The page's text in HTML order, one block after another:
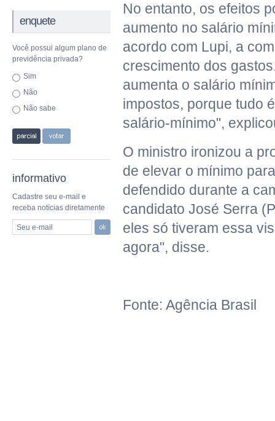
enquete
Você possui algum plano de
previdência privada?
Sim
Não
Não sabe
informativo
Cadastre seu e-mail e
receba notícias diretamente
Seu e-mail
No entanto, os efeitos
aumento no salário
acordo com Lupi, a
crescimento dos
aumenta o salário
impostos, porque tudo
salário-mínimo",
O ministro ironizou a
de elevar o mínimo
defendido durante a
candidato José Serra
eles só tiveram essa
agora", disse.
Fonte: Agência Brasil